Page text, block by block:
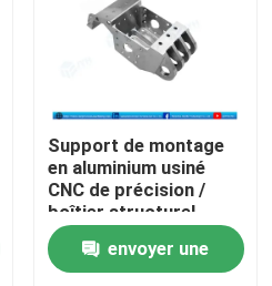
Support de montage
en aluminium usiné
CNC de précision /
boîtier structurel
envoyer une